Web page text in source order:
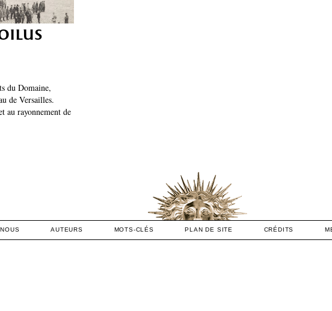
du Domaine,
de Versailles.
au rayonnement de
AUTEURS MOTS-CLÉS PLAN DE SITE CRÉDITS